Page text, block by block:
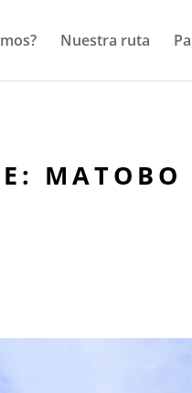
Nuestra ruta
MATOBO